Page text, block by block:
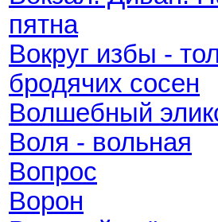
пятна
Вокруг избы -
бродячих сосен
Волшебный
Воля - вольная
Вопрос
Ворон